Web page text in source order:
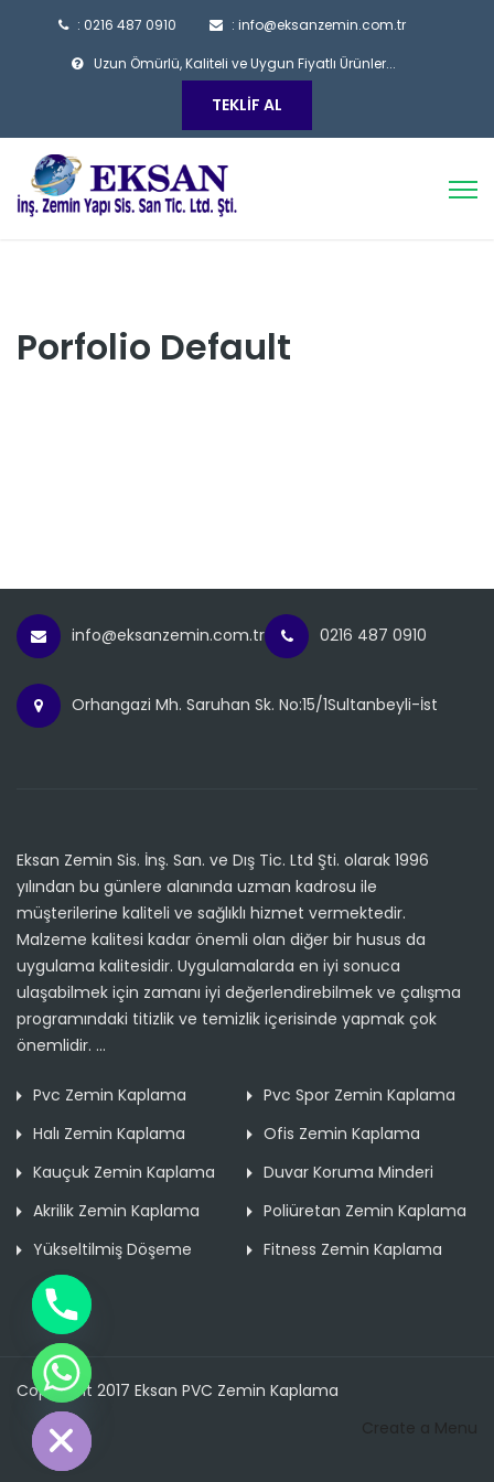
: 0216 487 0910 : info@eksanzemin.com.tr
Uzun Ömürlü, Kaliteli ve Uygun Fiyatlı Ürünler...
TEKLIF AL
Porfolio Default
info@eksanzemin.com.tr 0216 487 0910
Orhangazi Mh. Saruhan Sk. No:15/1Sultanbeyli-İst
Eksan Zemin Sis. İnş. San. ve Dış Tic. Ltd Şti. olarak 1996
yılından bu günlere alanında uzman kadrosu ile
müşterilerine kaliteli ve sağlıklı hizmet vermektedir.
Malzeme kalitesi kadar önemli olan diğer bir husus da
uygulama kalitesidir. Uygulamalarda en iyi sonuca
ulaşabilmek için zamanı iyi değerlendirebilmek ve çalışma
programındaki titizlik ve temizlik içerisinde yapmak çok
önemlidir. ...
Pvc Zemin Kaplama
Pvc Spor Zemin Kaplama
Halı Zemin Kaplama
Ofis Zemin Kaplama
Kauçuk Zemin Kaplama
Duvar Koruma Minderi
Akrilik Zemin Kaplama
Poliüretan Zemin Kaplama
Yükseltilmiş Döşeme
Fitness Zemin Kaplama
Copyright 2017 Eksan PVC Zemin Kaplama
Create a Menu
chaty